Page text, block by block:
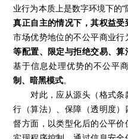
业行为本质上是数字环境下的“
真正自主的情况下，其权益受
市场优势地位的不公平商业行
等配置、限定与拒绝交易、算
基于信息处理优势的不公平
制、暗黑模式。
对此，应从源头（格式条
行（算法）、保障（透明度
督方面，以类型化后的公平